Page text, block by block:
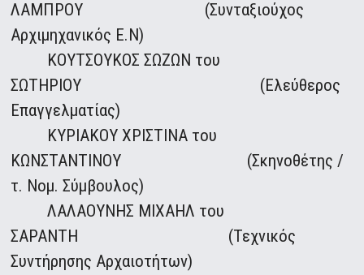
ΛΑΜΠΡΟΥ (Συνταξιούχος
Αρχιμηχανικός Ε.Ν)
ΚΟΥΤΣΟΥΚΟΣ ΣΩΖΩΝ του
ΣΩΤΗΡΙΟΥ (Ελεύθερος
Επαγγελματίας)
ΚΥΡΙΑΚΟΥ ΧΡΙΣΤΙΝΑ του
ΚΩΝΣΤΑΝΤΙΝΟΥ (Σκηνοθέτης /
τ. Νομ. Σύμβουλος)
ΛΑΛΑΟΥΝΗΣ ΜΙΧΑΗΛ του
ΣΑΡΑΝΤΗ (Τεχνικός
Συντήρησης Αρχαιοτήτων)